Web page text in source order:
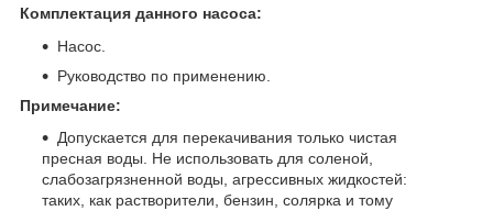
Комплектация данного насоса:
Насос.
Руководство по применению.
Примечание:
Допускается для перекачивания только чистая
пресная воды. Не использовать для соленой,
слабозагрязненной воды, агрессивных жидкостей:
таких, как растворители, бензин, солярка и тому